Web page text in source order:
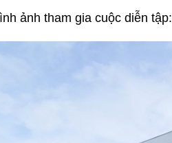
ảnh tham gia cuộc diễn tập: